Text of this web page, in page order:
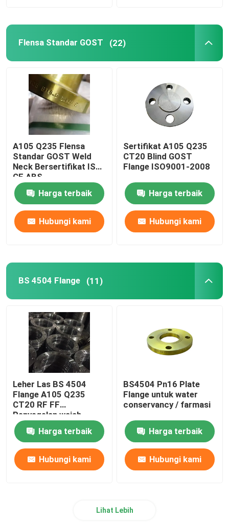
BS 4504 Flange
EN 1092 Flange
Flange JIS B2220
Perlengkapan Pipa Baja Karbon
Flensa Baja Tahan Karat
Perlengkapan Pipa Stainless Steel
Fitting Pipa Siku
Tee Fitting Pipa
Peredam Fitting Pipa
Pipa Baja Karbon
Flensa Standar GOST (22)
A105 Q235 Flensa
Standar GOST Weld
Neck Bersertifikat ISO
CE ABS
Harga terbaik
Hubungi kami
Sertifikat A105 Q235
CT20 Blind GOST
Flange ISO9001-2008
Harga terbaik
Hubungi kami
BS 4504 Flange (11)
Leher Las BS 4504
Flange A105 Q235
CT20 RF FF
Penyegelan wajah
Harga terbaik
Hubungi kami
BS4504 Pn16 Plate
Flange untuk water
conservancy / farmasi
Harga terbaik
Hubungi kami
Lihat Lebih